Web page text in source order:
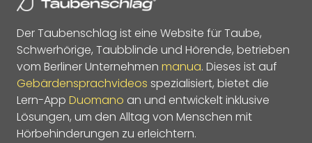
Der Taubenschlag ist eine Website für Taube,
Schwerhörige, Taubblinde und Hörende, betrieben
vom Berliner Unternehmen manua. Dieses ist auf
Gebärdensprachvideos spezialisiert, bietet die
Lern-App Duomano an und entwickelt inklusive
Lösungen, um den Alltag von Menschen mit
Hörbehinderungen zu erleichtern.